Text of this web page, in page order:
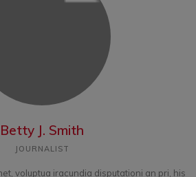
Betty J. Smith
JOURNALIST
voluptua iracundia disputationi an pri, his